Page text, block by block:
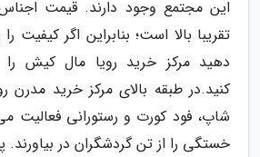
این مجتمع وجود دارند. قیمت
تقریبا بالا است؛ بنابراین اگر
دهید مرکز خرید رویا مال کیش را
کنید.در طبقه بالای مرکز خرید مدرن
شاپ، فود کورت و رستورانی فعالیت
خستگی را از تن گردشگران در بیاورند.